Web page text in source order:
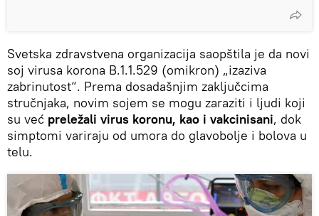
Svetska zdravstvena organizacija saopštila je da novi
soj virusa korona B.1.1.529 (omikron) „izaziva
zabrinutost“. Prema dosadašnjim zaključcima
stručnjaka, novim sojem se mogu zaraziti i ljudi koji
su već preležali virus koronu, kao i vakcinisani, dok
simptomi variraju od umora do glavobolje i bolova u
telu.